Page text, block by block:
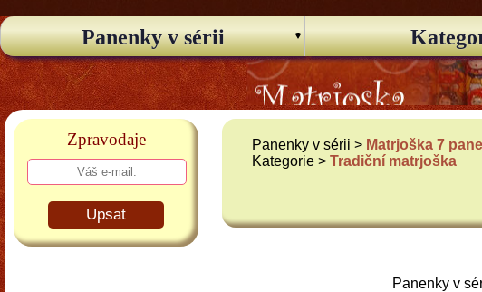
Panenky v sérii
Zpravodaje
Upsat
Panenky v sérii > Matrjoška 7
Kategorie >Tradiční matrjoška
Panenky v